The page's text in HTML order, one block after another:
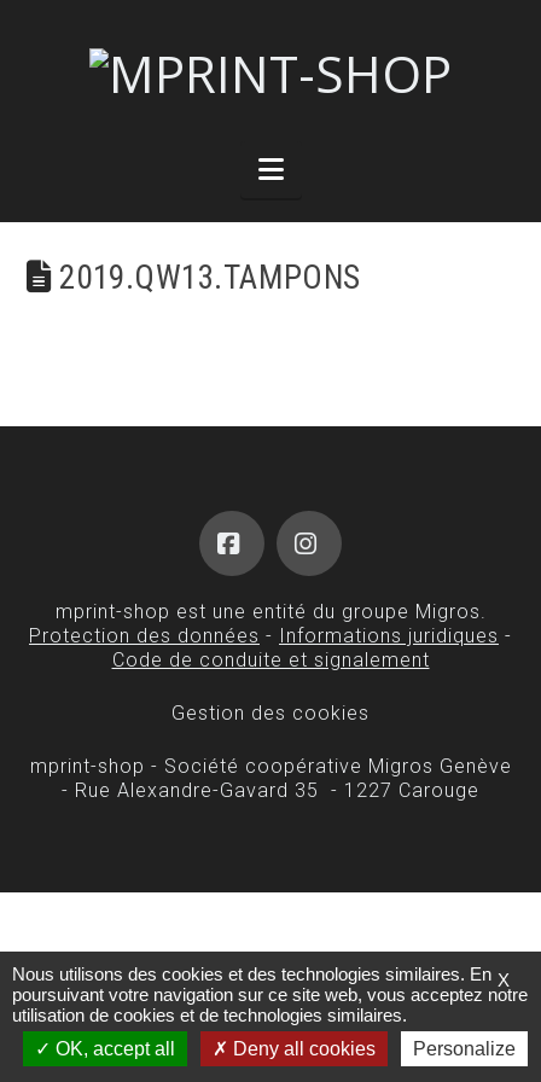
Navigation
2019.QW13.TAMPONS
FacebookInstagram
mprint-shop est une entité du groupe Migros.
Protection des données - Informations juridiques -
Code de conduite et signalement
Gestion des cookies
mprint-shop - Société coopérative Migros Genève
- Rue Alexandre-Gavard 35 - 1227 Carouge
X
Nous utilisons des cookies et des technologies similaires. En
poursuivant votre navigation sur ce site web, vous acceptez notre
utilisation de cookies et de technologies similaires.
OK, accept all
Deny all cookies Personalize